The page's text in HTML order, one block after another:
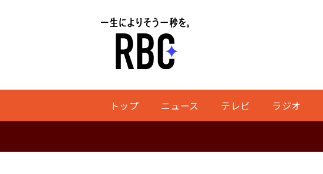
トップ ニュース テレビ ラジオ